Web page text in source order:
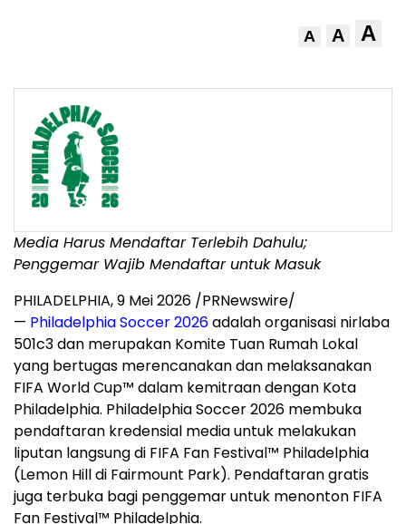
A A A
Media Harus Mendaftar Terlebih Dahulu;
Penggemar Wajib Mendaftar untuk Masuk
PHILADELPHIA,9 Mei 2026 /PRNewswire/
— Philadelphia Soccer 2026adalah organisasi nirlaba
501c3 dan merupakan Komite Tuan Rumah Lokal
yang bertugas merencanakan dan melaksanakan
FIFA World Cup™ dalam kemitraan dengan Kota
Philadelphia. Philadelphia Soccer 2026 membuka
pendaftaran kredensial media untuk melakukan
liputan langsung di FIFA Fan Festival™ Philadelphia
(Lemon Hill di Fairmount Park). Pendaftaran gratis
juga terbuka bagi penggemar untuk menonton FIFA
Fan Festival™ Philadelphia.